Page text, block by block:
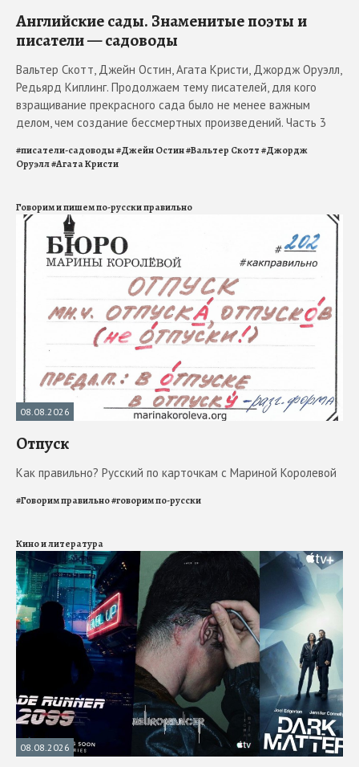
Английские сады. Знаменитые поэты и
писатели — садоводы
Вальтер Скотт, Джейн Остин, Агата Кристи, Джордж Оруэлл,
Редьярд Киплинг. Продолжаем тему писателей, для кого
взращивание прекрасного сада было не менее важным
делом, чем создание бессмертных произведений. Часть 3
#писатели-садоводы#Джейн Остин#Вальтер Скотт#Джордж
Оруэлл#Агата Кристи
Говорим и пишем по-русски правильно
08.08.2026
Отпуск
Как правильно? Русский по карточкам с Мариной Королевой
#Говорим правильно#говорим по-русски
Кино и литература
08.08.2026